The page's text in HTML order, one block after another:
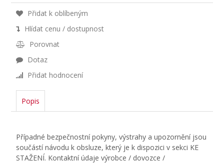
Přidat k oblíbeným
Hlídat cenu / dostupnost
Porovnat
Dotaz
Přidat hodnocení
Popis
Případné bezpečnostní pokyny, výstrahy a upozornění jsou
součástí návodu k obsluze, který je k dispozici v sekci KE
STAŽENÍ. Kontaktní údaje výrobce / dovozce /